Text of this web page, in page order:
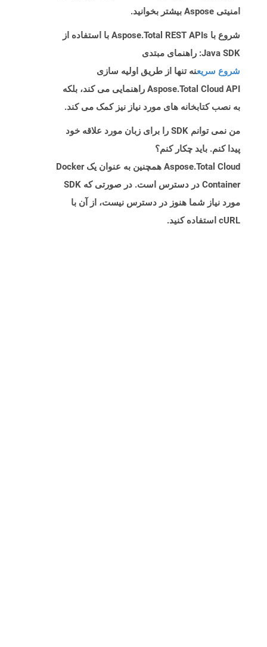
امنیتی Aspose بیشتر بخوانید.
شروع با Aspose.Total REST APIs با استفاده از
Java SDK: راهنمای مبتدی
شروع سریعنه تنها از طریق اولیه سازی
Aspose.Total Cloud API راهنمایی می کند، بلکه
به نصب کتابخانه های مورد نیاز نیز کمک می کند.
من نمی توانم SDK را برای زبان مورد علاقه خود
پیدا کنم. باید چکار کنم؟
Aspose.Total Cloud همچنین به عنوان یک Docker
Container در دسترس است. در صورتی که SDK
مورد نیاز شما هنوز در دسترس نیست، از آن با
cURL استفاده کنید.